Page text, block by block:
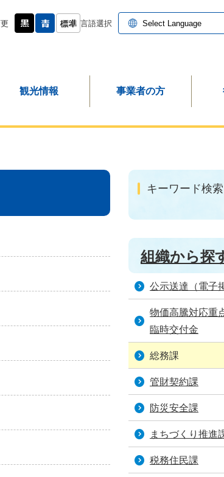
言語選択
観光情報 事業者の方
キーワード検索
組織から探
公示送達（電子
物価高騰対応重
臨時交付金
総務課
管財契約課
防災安全課
まちづくり推進
税務住民課